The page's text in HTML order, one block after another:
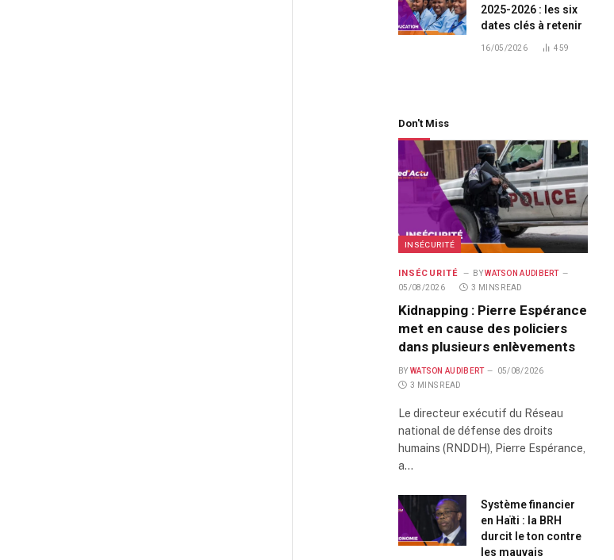
2025-2026 : les six
dates clés à retenir
16/05/2026 459
Don't Miss
INSÉCURITÉ
INSÉCURITÉ BY WATSON AUDIBERT
05/08/2026
3 MINS READ
Kidnapping : Pierre Espérance
met en cause des policiers
dans plusieurs enlèvements
BY WATSON AUDIBERT
05/08/2026
3 MINS READ
Le directeur exécutif du Réseau
national de défense des droits
humains (RNDDH), Pierre Espérance,
a…
Système financier
en Haïti : la BRH
durcit le ton contre
les mauvais